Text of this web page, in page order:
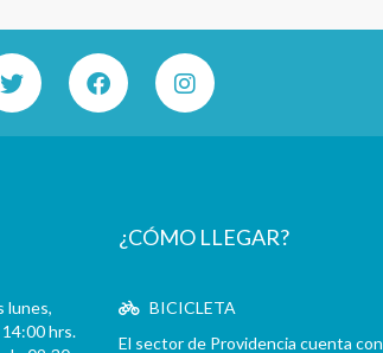
lunes,
hrs.
¿CÓMO LLEGAR?
BICICLETA
El sector de Providencia cuenta con